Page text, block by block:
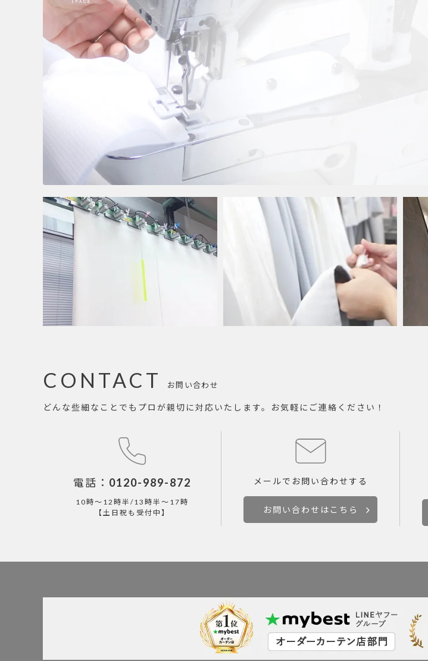
お問い合わせ
CONTACT
どんな些細なことでもプロが親切に対応いたします。お気軽にご連絡ください！
電話： 0120-989-872
10時～12時半/13時半～17時
【土日祝も受付中】
メールで お問い合わせする
お問い合わせはこちら